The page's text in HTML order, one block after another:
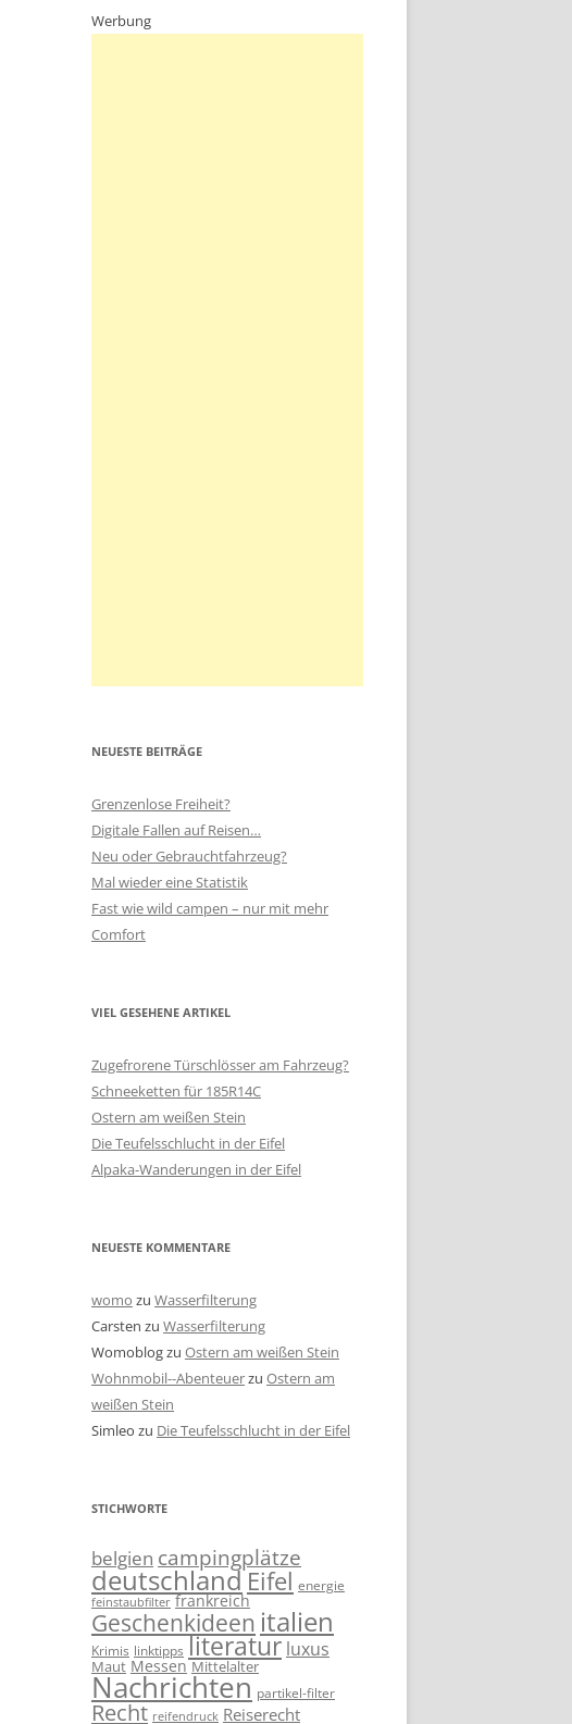
Werbung
NEUESTE BEITRÄGE
Grenzenlose Freiheit?
Digitale Fallen auf Reisen…
Neu oder Gebrauchtfahrzeug?
Mal wieder eine Statistik
Fast wie wild campen – nur mit mehr
Comfort
VIEL GESEHENE ARTIKEL
Zugefrorene Türschlösser am Fahrzeug?
Schneeketten für 185R14C
Ostern am weißen Stein
Die Teufelsschlucht in der Eifel
Alpaka-Wanderungen in der Eifel
NEUESTE KOMMENTARE
womo zu Wasserfilterung
Carsten zu Wasserfilterung
Womoblogzu Ostern am weißen Stein
Wohnmobil--Abenteuerzu Ostern am
weißen Stein
Simleo zu Die Teufelsschlucht in der Eifel
STICHWORTE
belgien campingplätze
deutschland Eifel energie
feinstaubfilter frankreich
Geschenkideen italien
Krimis linktipps literatur luxus
Maut Messen Mittelalter
Nachrichten partikel-filter
Recht reifendruck Reiserecht